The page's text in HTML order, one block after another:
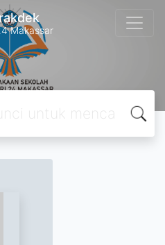
Makassar